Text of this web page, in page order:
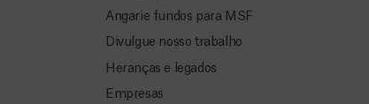
Angarie fundos para MSF
Divulgue nosso trabalho
Heranças e legados
Empresas